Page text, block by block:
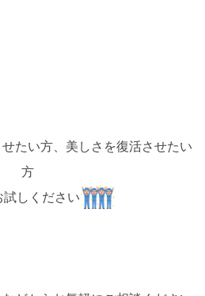
たい方、美しさを復活させたい
方
試しください